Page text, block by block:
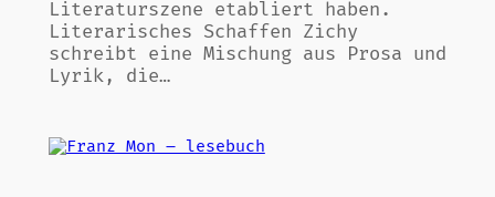
Literaturszene etabliert haben.
Literarisches Schaffen Zichy
schreibt eine Mischung aus Prosa und
Lyrik, die…